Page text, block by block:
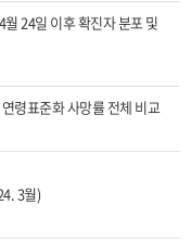
24일 이후 확진자 분포 및
령표준화 사망률 전체 비교
3월)